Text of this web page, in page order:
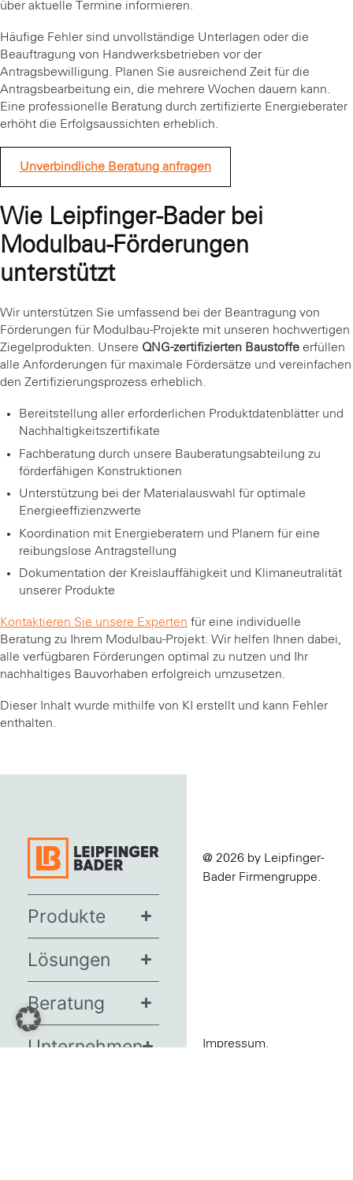
über aktuelle Termine informieren.
Häufige Fehler sind unvollständige Unterlagen oder die
Beauftragung von Handwerksbetrieben vor der
Antragsbewilligung. Planen Sie ausreichend Zeit für die
Antragsbearbeitung ein, die mehrere Wochen dauern kann.
Eine professionelle Beratung durch zertifizierte Energieberater
erhöht die Erfolgsaussichten erheblich.
Unverbindliche Beratung anfragen
Wie Leipfinger-Bader bei
Modulbau-Förderungen
unterstützt
Wir unterstützen Sie umfassend bei der Beantragung von
Förderungen für Modulbau-Projekte mit unseren hochwertigen
Ziegelprodukten. Unsere QNG-zertifizierten Baustoffe erfüllen
alle Anforderungen für maximale Fördersätze und vereinfachen
den Zertifizierungsprozess erheblich.
Bereitstellung aller erforderlichen Produktdatenblätter und
Nachhaltigkeitszertifikate
Fachberatung durch unsere Bauberatungsabteilung zu
förderfähigen Konstruktionen
Unterstützung bei der Materialauswahl für optimale
Energieeffizienzwerte
Koordination mit Energieberatern und Planern für eine
reibungslose Antragstellung
Dokumentation der Kreislauffähigkeit und Klimaneutralität
unserer Produkte
Kontaktieren Sie unsere Experten für eine individuelle
Beratung zu Ihrem Modulbau-Projekt. Wir helfen Ihnen dabei,
alle verfügbaren Förderungen optimal zu nutzen und Ihr
nachhaltiges Bauvorhaben erfolgreich umzusetzen.
Dieser Inhalt wurde mithilfe von KI erstellt und kann Fehler
enthalten.
Produkte
Lösungen
Beratung
Unternehmen
@ 2026 by Leipfinger-
Bader Firmengruppe.
Impressum.